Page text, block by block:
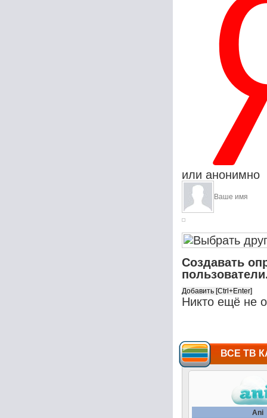
или анонимно
Создавать
Никто ещё не
ВСЕ ТВ
Ani